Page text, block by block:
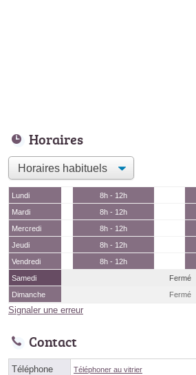
Horaires
Lundi 8h - 12h
Mardi
8h - 12h
Mercredi
8h - 12h
Jeudi
8h - 12h
Vendredi
8h - 12h
Samedi
Fermé
Dimanche
Fermé
Signaler une erreur
Contact
Téléphone Téléphoner au vitrier